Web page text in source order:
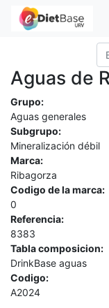
Aguas de
Grupo:
Aguas generales
Subgrupo:
Mineralización débil
Marca:
Ribagorza
Codigo de la marca:
0
Referencia:
8383
Tabla composicion:
DrinkBase aguas
Codigo:
A2024